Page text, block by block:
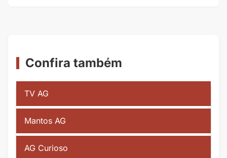
Confira também
TV AG
Mantos AG
AG Curioso